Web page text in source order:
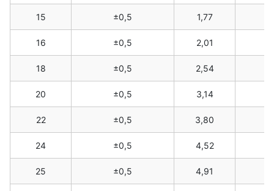
15 ±0,5 1,77
16 ±0,5 2,01
18 ±0,5 2,54
20 ±0,5 3,14
22 ±0,5 3,80
24 ±0,5 4,52
25 ±0,5 4,91